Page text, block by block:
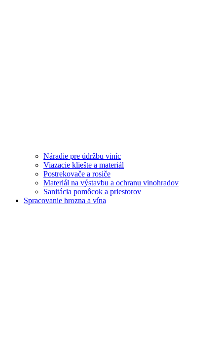
Náradie pre údržbu viníc
Viazacie kliešte a materiál
Postrekovače a rosiče
Materiál na výstavbu a ochranu vinohradov
Sanitácia pomôcok a priestorov
Spracovanie hrozna a vína